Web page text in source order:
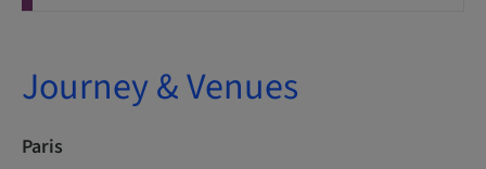
Journey & Venues
Paris